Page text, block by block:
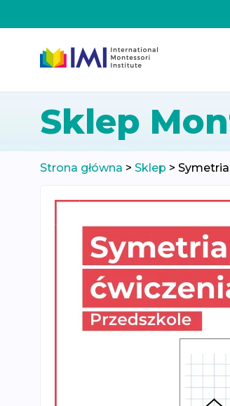
Sklep
Strona główna > Sklep >